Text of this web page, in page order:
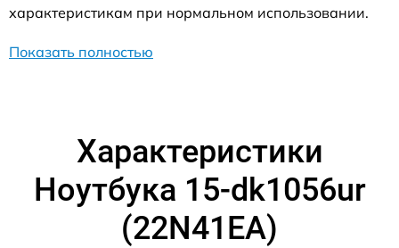
характеристикам при нормальном использовании.
Показать полностью
Характеристики
Ноутбука 15-dk1056ur
(22N41EA)